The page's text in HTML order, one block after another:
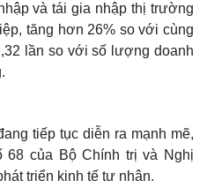
và tái gia nhập thị trường
tăng hơn 26% so với cùng
lần so với số lượng doanh
tiếp tục diễn ra mạnh mẽ,
68 của Bộ Chính trị và Nghị
triển kinh tế tư nhân.